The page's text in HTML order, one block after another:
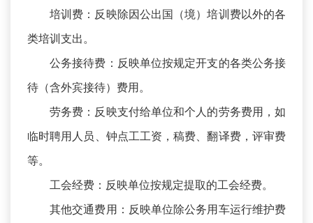
培训费：反映除因公出国（境）培训费以外的各
类培训支出。
公务接待费：反映单位按规定开支的各类公务接
待（含外宾接待）费用。
劳务费：反映支付给单位和个人的劳务费用，如
临时聘用人员、钟点工工资，稿费、翻译费，评审费
等。
工会经费：反映单位按规定提取的工会经费。
其他交通费用：反映单位除公务用车运行维护费